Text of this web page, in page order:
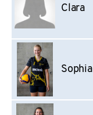
Clara
Sophia